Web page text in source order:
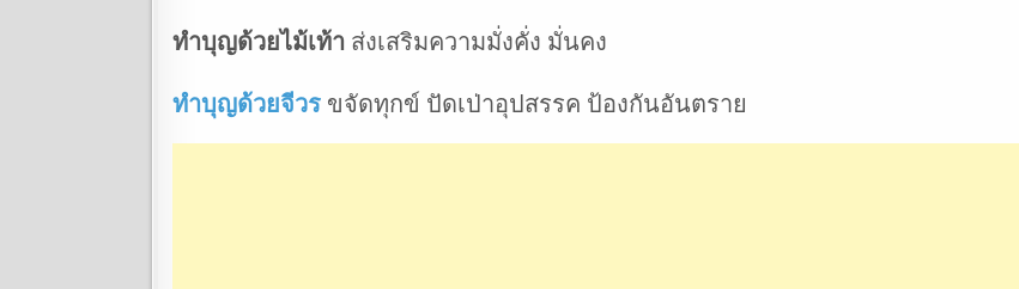
ทำบุญด้วยไม้เท้า ส่งเสริมความมั่งคั่ง มั่นคง
ทำบุญด้วยจีวร ขจัดทุกข์ ปัดเป่าอุปสรรค ป้องกันอันตราย